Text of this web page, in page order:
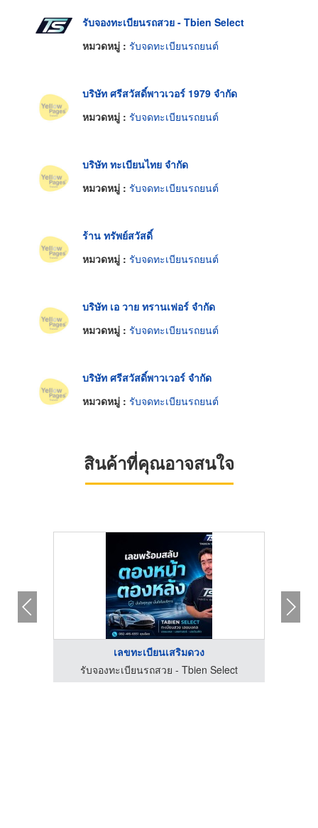
รับจองทะเบียนรถสวย - Tbien Select
หมวดหมู่ : รับจดทะเบียนรถยนต์
บริษัท ศรีสวัสดิ์พาวเวอร์ 1979 จำกัด
หมวดหมู่ : รับจดทะเบียนรถยนต์
บริษัท ทะเบียนไทย จำกัด
หมวดหมู่ : รับจดทะเบียนรถยนต์
ร้าน ทรัพย์สวัสดิ์
หมวดหมู่ : รับจดทะเบียนรถยนต์
บริษัท เอ วาย ทรานเฟอร์ จำกัด
หมวดหมู่ : รับจดทะเบียนรถยนต์
บริษัท ศรีสวัสดิ์พาวเวอร์ จำกัด
หมวดหมู่ : รับจดทะเบียนรถยนต์
สินค้าที่คุณอาจสนใจ
เลขทะเบียนเสริมดวง
รับจองทะเบียนรถสวย - Tbien Select